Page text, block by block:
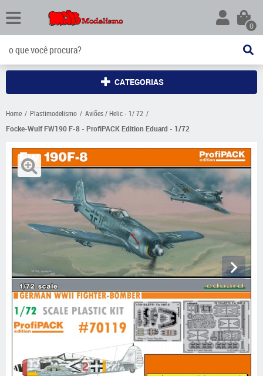
0
CATEGORIAS
Home Plastimodelismo
Aviões / Helic - 1/ 72
Focke-Wulf FW190 F-8 - ProfiPACK Edition Eduard - 1/72